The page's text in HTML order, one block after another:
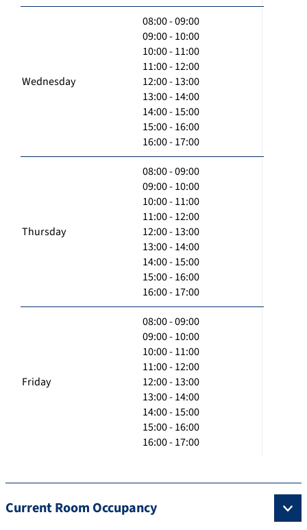
Wednesday
08:00 - 09:00
09:00 - 10:00
10:00 - 11:00
11:00 - 12:00
12:00 - 13:00
13:00 - 14:00
14:00 - 15:00
15:00 - 16:00
16:00 - 17:00
Thursday
08:00 - 09:00
09:00 - 10:00
10:00 - 11:00
11:00 - 12:00
12:00 - 13:00
13:00 - 14:00
14:00 - 15:00
15:00 - 16:00
16:00 - 17:00
Friday
08:00 - 09:00
09:00 - 10:00
10:00 - 11:00
11:00 - 12:00
12:00 - 13:00
13:00 - 14:00
14:00 - 15:00
15:00 - 16:00
16:00 - 17:00
Current Room Occupancy